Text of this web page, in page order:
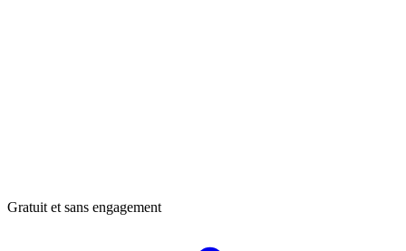
Gratuit et sans engagement